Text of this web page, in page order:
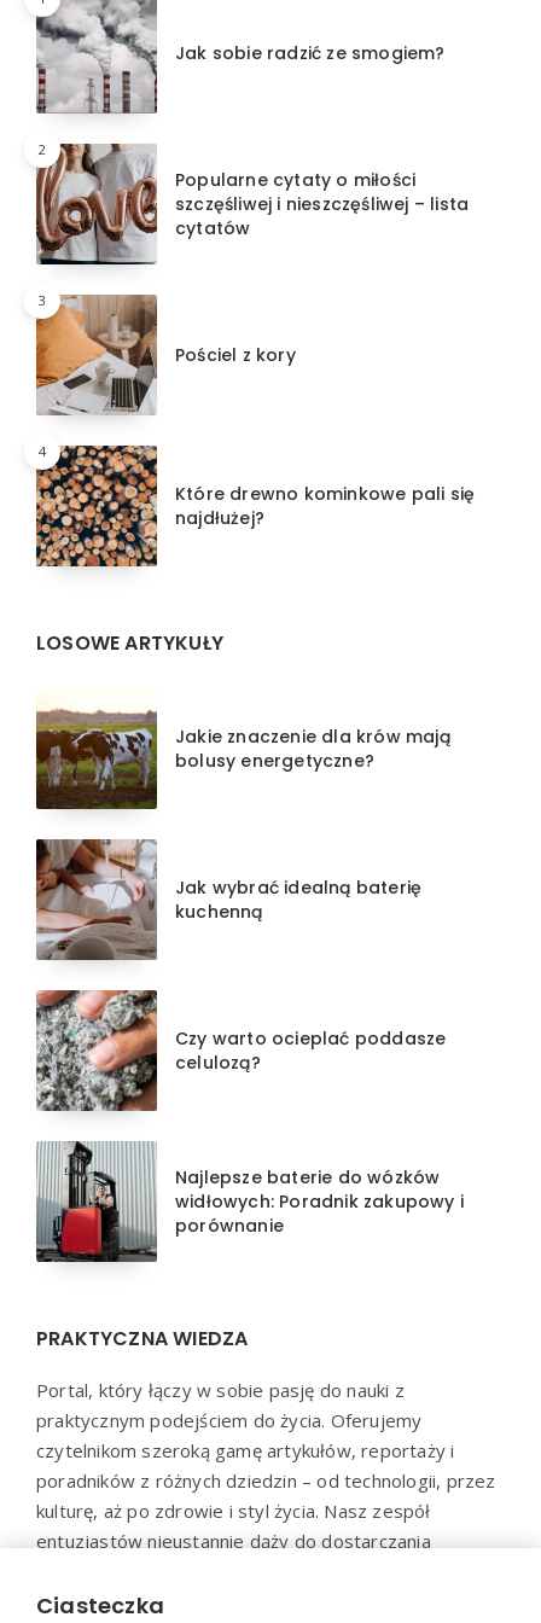
Jak sobie radzić ze smogiem?
2
Popularne cytaty o miłości
szczęśliwej i nieszczęśliwej – lista
cytatów
3
Pościel z kory
4
Które drewno kominkowe pali się
najdłużej?
LOSOWE ARTYKUŁY
Jakie znaczenie dla krów mają
bolusy energetyczne?
Jak wybrać idealną baterię
kuchenną
Czy warto ocieplać poddasze
celulozą?
Najlepsze baterie do wózków
widłowych: Poradnik zakupowy i
porównanie
PRAKTYCZNA WIEDZA
Portal, który łączy w sobie pasję do nauki z
praktycznym podejściem do życia. Oferujemy
czytelnikom szeroką gamę artykułów, reportaży i
poradników z różnych dziedzin – od technologii, przez
kulturę, aż po zdrowie i styl życia. Nasz zespół
entuzjastów nieustannie dąży do dostarczania
poszerzyć horyzonty i efektywnie wykorzystać
Ciasteczka